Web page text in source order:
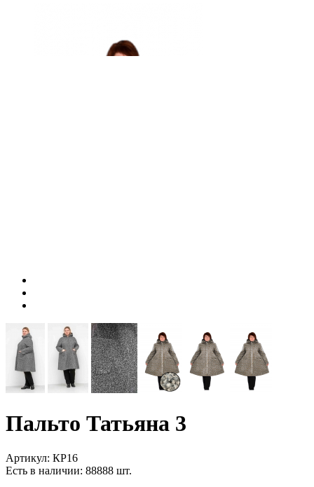
Пальто Татьяна 3
Артикул: КР16
Есть в наличии: 88888 шт.